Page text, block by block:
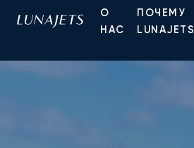
О
НАС
ПОЧЕМУ
LUNAJETS